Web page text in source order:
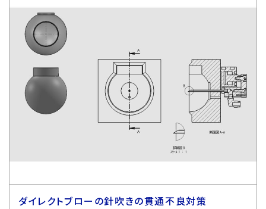
ダイレクトブローの針吹きの貫通不良対策